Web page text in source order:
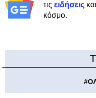
τις ειδήσεις
κόσμο.
#